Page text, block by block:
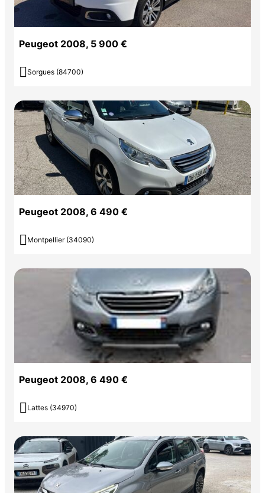
Peugeot 2008, 5 900 €
 Sorgues (84700)
Peugeot 2008, 6 490 €
 Montpellier (34090)
Peugeot 2008, 6 490 €
 Lattes (34970)